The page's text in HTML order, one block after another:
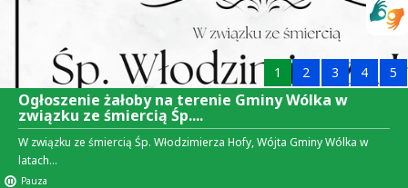
Ogłoszenie żałoby na terenie Gminy Wólka w
związku ze śmiercią Śp....
W związku ze śmiercią Śp. Włodzimierza Hofy, Wójta Gminy Wólka w
latach...
Pauza
1 2 3 4 5